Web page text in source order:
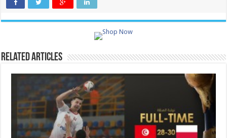
Related Articles